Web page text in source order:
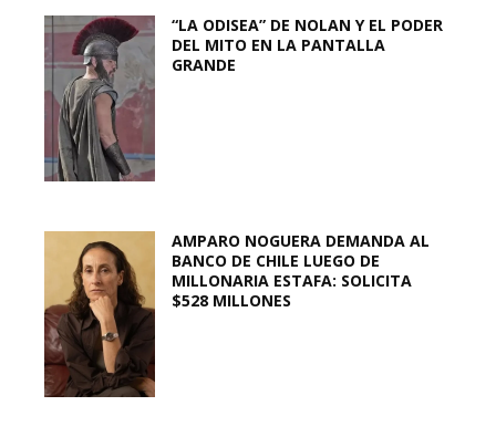
“LA ODISEA” DE NOLAN Y EL PODER
DEL MITO EN LA PANTALLA
GRANDE
AMPARO NOGUERA DEMANDA AL
BANCO DE CHILE LUEGO DE
MILLONARIA ESTAFA: SOLICITA
$528 MILLONES